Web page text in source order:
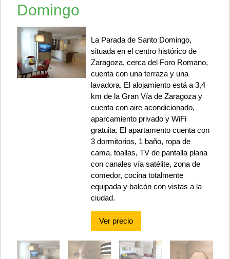
Domingo
La Parada de Santo Domingo,
situada en el centro histórico de
Zaragoza, cerca del Foro Romano,
cuenta con una terraza y una
lavadora. El alojamiento está a 3,4
km de la Gran Vía de Zaragoza y
cuenta con aire acondicionado,
aparcamiento privado y WiFi
gratuita. El apartamento cuenta con
3 dormitorios, 1 baño, ropa de
cama, toallas, TV de pantalla plana
con canales vía satélite, zona de
comedor, cocina totalmente
equipada y balcón con vistas a la
ciudad.
Ver precio